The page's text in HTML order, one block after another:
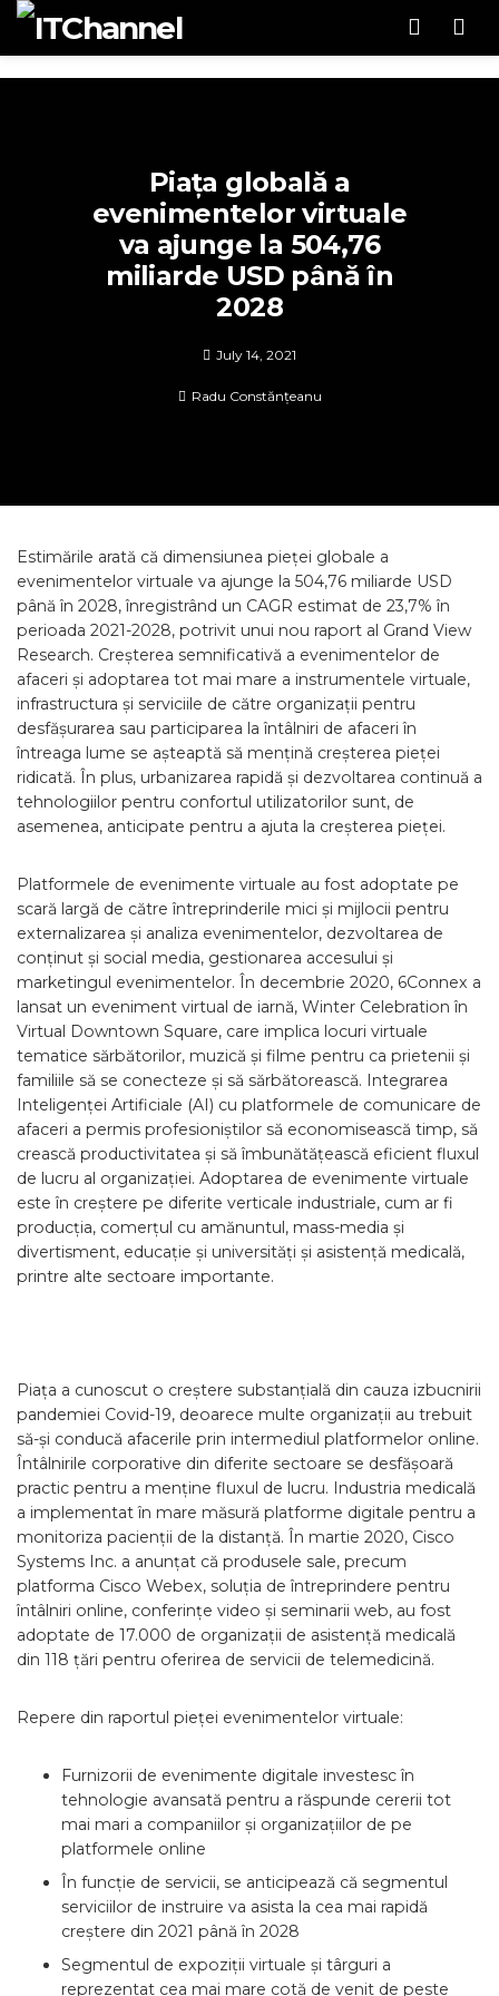
Piața globală a
evenimentelor virtuale
va ajunge la 504,76
miliarde USD până în
2028
July 14, 2021
Radu Constănțeanu
Estimările arată că dimensiunea pieței globale a
evenimentelor virtuale va ajunge la 504,76 miliarde USD
până în 2028, înregistrând un CAGR estimat de 23,7% în
perioada 2021-2028, potrivit unui nou raport al Grand View
Research. Creșterea semnificativă a evenimentelor de
afaceri și adoptarea tot mai mare a instrumentele virtuale,
infrastructura și serviciile de către organizații pentru
desfășurarea sau participarea la întâlniri de afaceri în
întreaga lume se așteaptă să mențină creșterea pieței
ridicată. În plus, urbanizarea rapidă și dezvoltarea continuă a
tehnologiilor pentru confortul utilizatorilor sunt, de
asemenea, anticipate pentru a ajuta la creșterea pieței.
Platformele de evenimente virtuale au fost adoptate pe
scară largă de către întreprinderile mici și mijlocii pentru
externalizarea și analiza evenimentelor, dezvoltarea de
conținut și social media, gestionarea accesului și
marketingul evenimentelor. În decembrie 2020, 6Connex a
lansat un eveniment virtual de iarnă, Winter Celebration în
Virtual Downtown Square, care implica locuri virtuale
tematice sărbătorilor, muzică și filme pentru ca prietenii și
familiile să se conecteze și să sărbătorească. Integrarea
Inteligenței Artificiale (AI) cu platformele de comunicare de
afaceri a permis profesioniștilor să economisească timp, să
crească productivitatea și să îmbunătățească eficient fluxul
de lucru al organizației. Adoptarea de evenimente virtuale
este în creștere pe diferite verticale industriale, cum ar fi
producția, comerțul cu amănuntul, mass-media și
divertisment, educație și universități și asistență medicală,
printre alte sectoare importante.
Piața a cunoscut o creștere substanțială din cauza izbucnirii
pandemiei Covid-19, deoarece multe organizații au trebuit
să-și conducă afacerile prin intermediul platformelor online.
Întâlnirile corporative din diferite sectoare se desfășoară
practic pentru a menține fluxul de lucru. Industria medicală
a implementat în mare măsură platforme digitale pentru a
monitoriza pacienții de la distanță. În martie 2020, Cisco
Systems Inc. a anunțat că produsele sale, precum
platforma Cisco Webex, soluția de întreprindere pentru
întâlniri online, conferințe video și seminarii web, au fost
adoptate de 17.000 de organizații de asistență medicală
din 118 țări pentru oferirea de servicii de telemedicină.
Repere din raportul pieței evenimentelor virtuale:
Furnizorii de evenimente digitale investesc în
tehnologie avansată pentru a răspunde cererii tot
mai mari a companiilor și organizațiilor de pe
platformele online
În funcție de servicii, se anticipează că segmentul
serviciilor de instruire va asista la cea mai rapidă
creștere din 2021 până în 2028
Segmentul de expoziții virtuale și târguri a
reprezentat cea mai mare cotă de venit de peste